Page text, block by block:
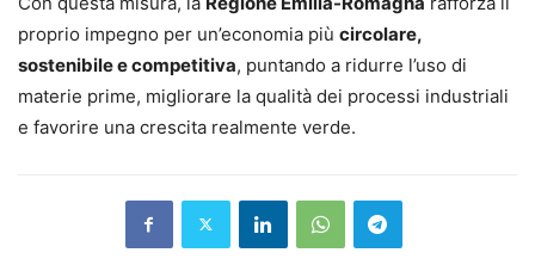
proprio impegno per un’economia più circolare,
sostenibile e competitiva, puntando a ridurre l’uso di
materie prime, migliorare la qualità dei processi industriali
e favorire una crescita realmente verde.